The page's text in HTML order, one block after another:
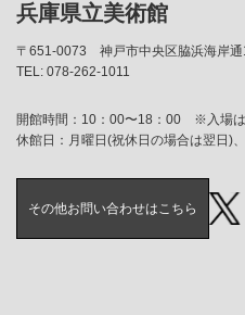
兵庫県立美術館
〒651-0073 神戸市中央区脇浜海岸
TEL: 078-262-1011
開館時間：10：00〜18：00 ※入場
休館日：月曜日(祝休日の場合は翌日)
その他お問い合わせはこちら